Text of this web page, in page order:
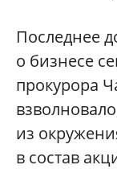
Последнее
о бизнесе
прокурора
из
в состав